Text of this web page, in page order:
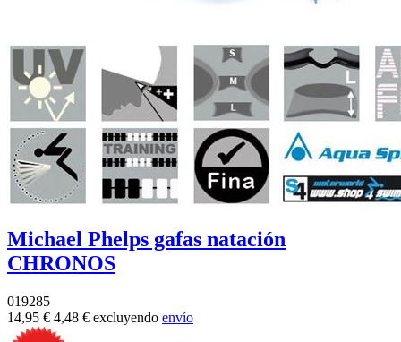
Michael Phelps gafas natación
CHRONOS
019285
14,95 € 4,48 € excluyendo envío